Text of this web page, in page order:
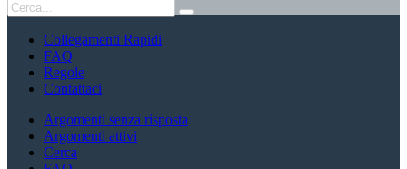
Collegamenti Rapidi
FAQ
Regole
Contattaci
Argomenti senza risposta
Argomenti attivi
Cerca